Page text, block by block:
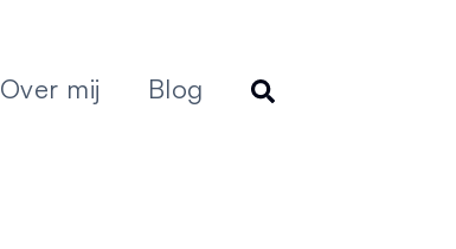
Over mij Blog